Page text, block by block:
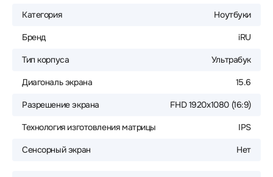
Категория Ноутбуки
Бренд iRU
Тип корпуса Ультрабук
Диагональ экрана 15.6
Разрешение экрана FHD 1920x1080 (16:9)
Технология изготовления матрицы IPS
Сенсорный экран Нет